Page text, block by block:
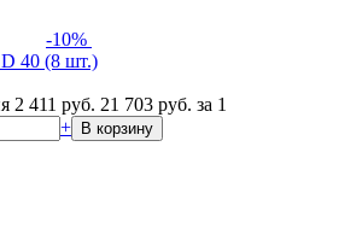
-10%
40 (8 шт.)
2 411 руб. 21 703 руб. за 1
+ В корзину